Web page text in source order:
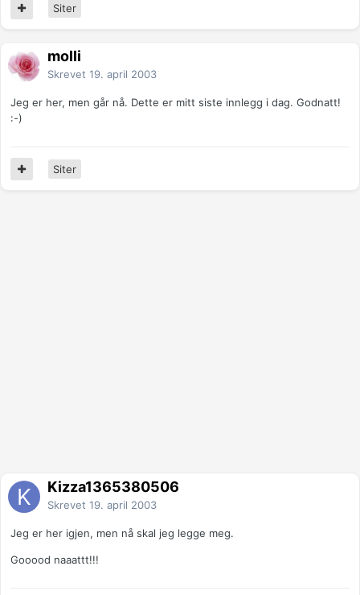
Siter
molli
Skrevet 19. april 2003
Jeg er her, men går nå. Dette er mitt siste innlegg i dag. Godnatt!
:-)
Siter
Kizza1365380506
Skrevet 19. april 2003
Jeg er her igjen, men nå skal jeg legge meg.
Gooood naaattt!!!